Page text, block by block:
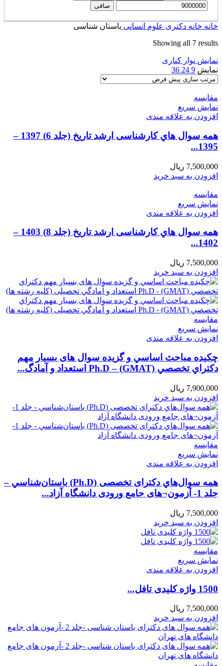
صافی
خانه خانه دکتری علوم انسانی باستان شناسی
Showing all 7 results
نمایش نوار کناری
نمایش 9
24
36
مقايسه
نمایش سریع
افزودن به علاقه مندی
همه سوال هاي کارشناسی ارشد تاریخ (جلد 6) 1397 –
1395...
7,500,000 ریال
افزودن به سبد خرید
مقايسه
نمایش سریع
افزودن به علاقه مندی
همه سوال هاي کارشناسی ارشد تاریخ (جلد 8) 1403 –
1402...
7,500,000 ریال
افزودن به سبد خرید
مقايسه
نمایش سریع
افزودن به علاقه مندی
چکیده مباحث اساسي و گزیده سوال های بسیار مهم
دكتراي تخصصي Ph.D – (GMAT) استعداد و آمادگ...
7,900,000 ریال
افزودن به سبد خرید
مقايسه
نمایش سریع
افزودن به علاقه مندی
همه سوال‌هاي دکترای تخصصی (Ph.D) باستان‌شناسي –
جلد 1- آزمون¬های جامع ورودی دانشگاه آزاد...
7,500,000 ریال
افزودن به سبد خرید
مقايسه
نمایش سریع
افزودن به علاقه مندی
1500 واژه کلیدی تافل...
7,500,000 ریال
افزودن به سبد خرید